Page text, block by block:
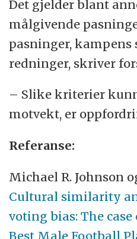
Det gjelder blant
målgivende
pasninger,
redninger, skriver
– Slike kriterier
motvekt, er
Referanse:
Michael R. Johnson
Cultural similarity
voting bias: The case
Best Male Football